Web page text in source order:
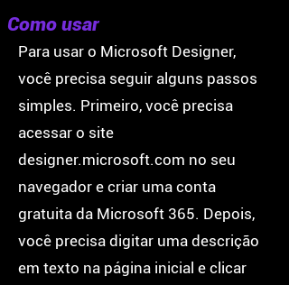
Como usar
Para usar o Microsoft Designer,
você precisa seguir alguns passos
simples. Primeiro, você precisa
acessar o site
designer.microsoft.com no seu
navegador e criar uma conta
gratuita da Microsoft 365. Depois,
você precisa digitar uma descrição
em texto na página inicial e clicar